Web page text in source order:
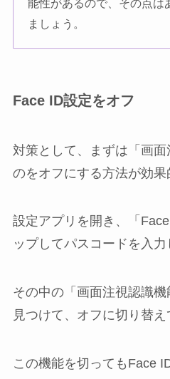
能性があるので、その点は
ましょう。
Face ID設定をオフ
対策として、まずは「画
のをオフにする方法が効果
設定アプリを開き、「
ップしてパスコードを入力
その中の「画面注視認識
見つけて、オフに切り替え
この機能を切ってもFace